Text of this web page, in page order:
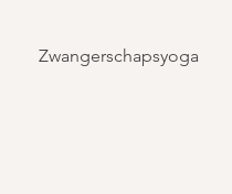
Zwangerschapsyoga